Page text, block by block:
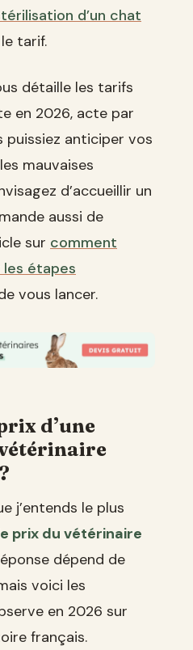
d’un chat
tarif.
détaille les tarifs
en 2026, acte par
puissiez anticiper vos
mauvaises
d’accueillir un
aussi de
sur comment
étapes
vous lancer.
d’une
j’entends le plus
prix du vétérinaire
dépend de
voici les
en 2026 sur
français.